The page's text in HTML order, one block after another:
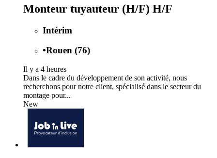
Monteur tuyauteur (H/F) H/F
Intérim
•Rouen (76)
Il y a 4 heures
Dans le cadre du développement de son activité, nous
recherchons pour notre client, spécialisé dans le secteur du
montage pour...
New